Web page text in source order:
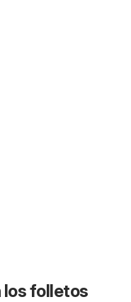
los folletos